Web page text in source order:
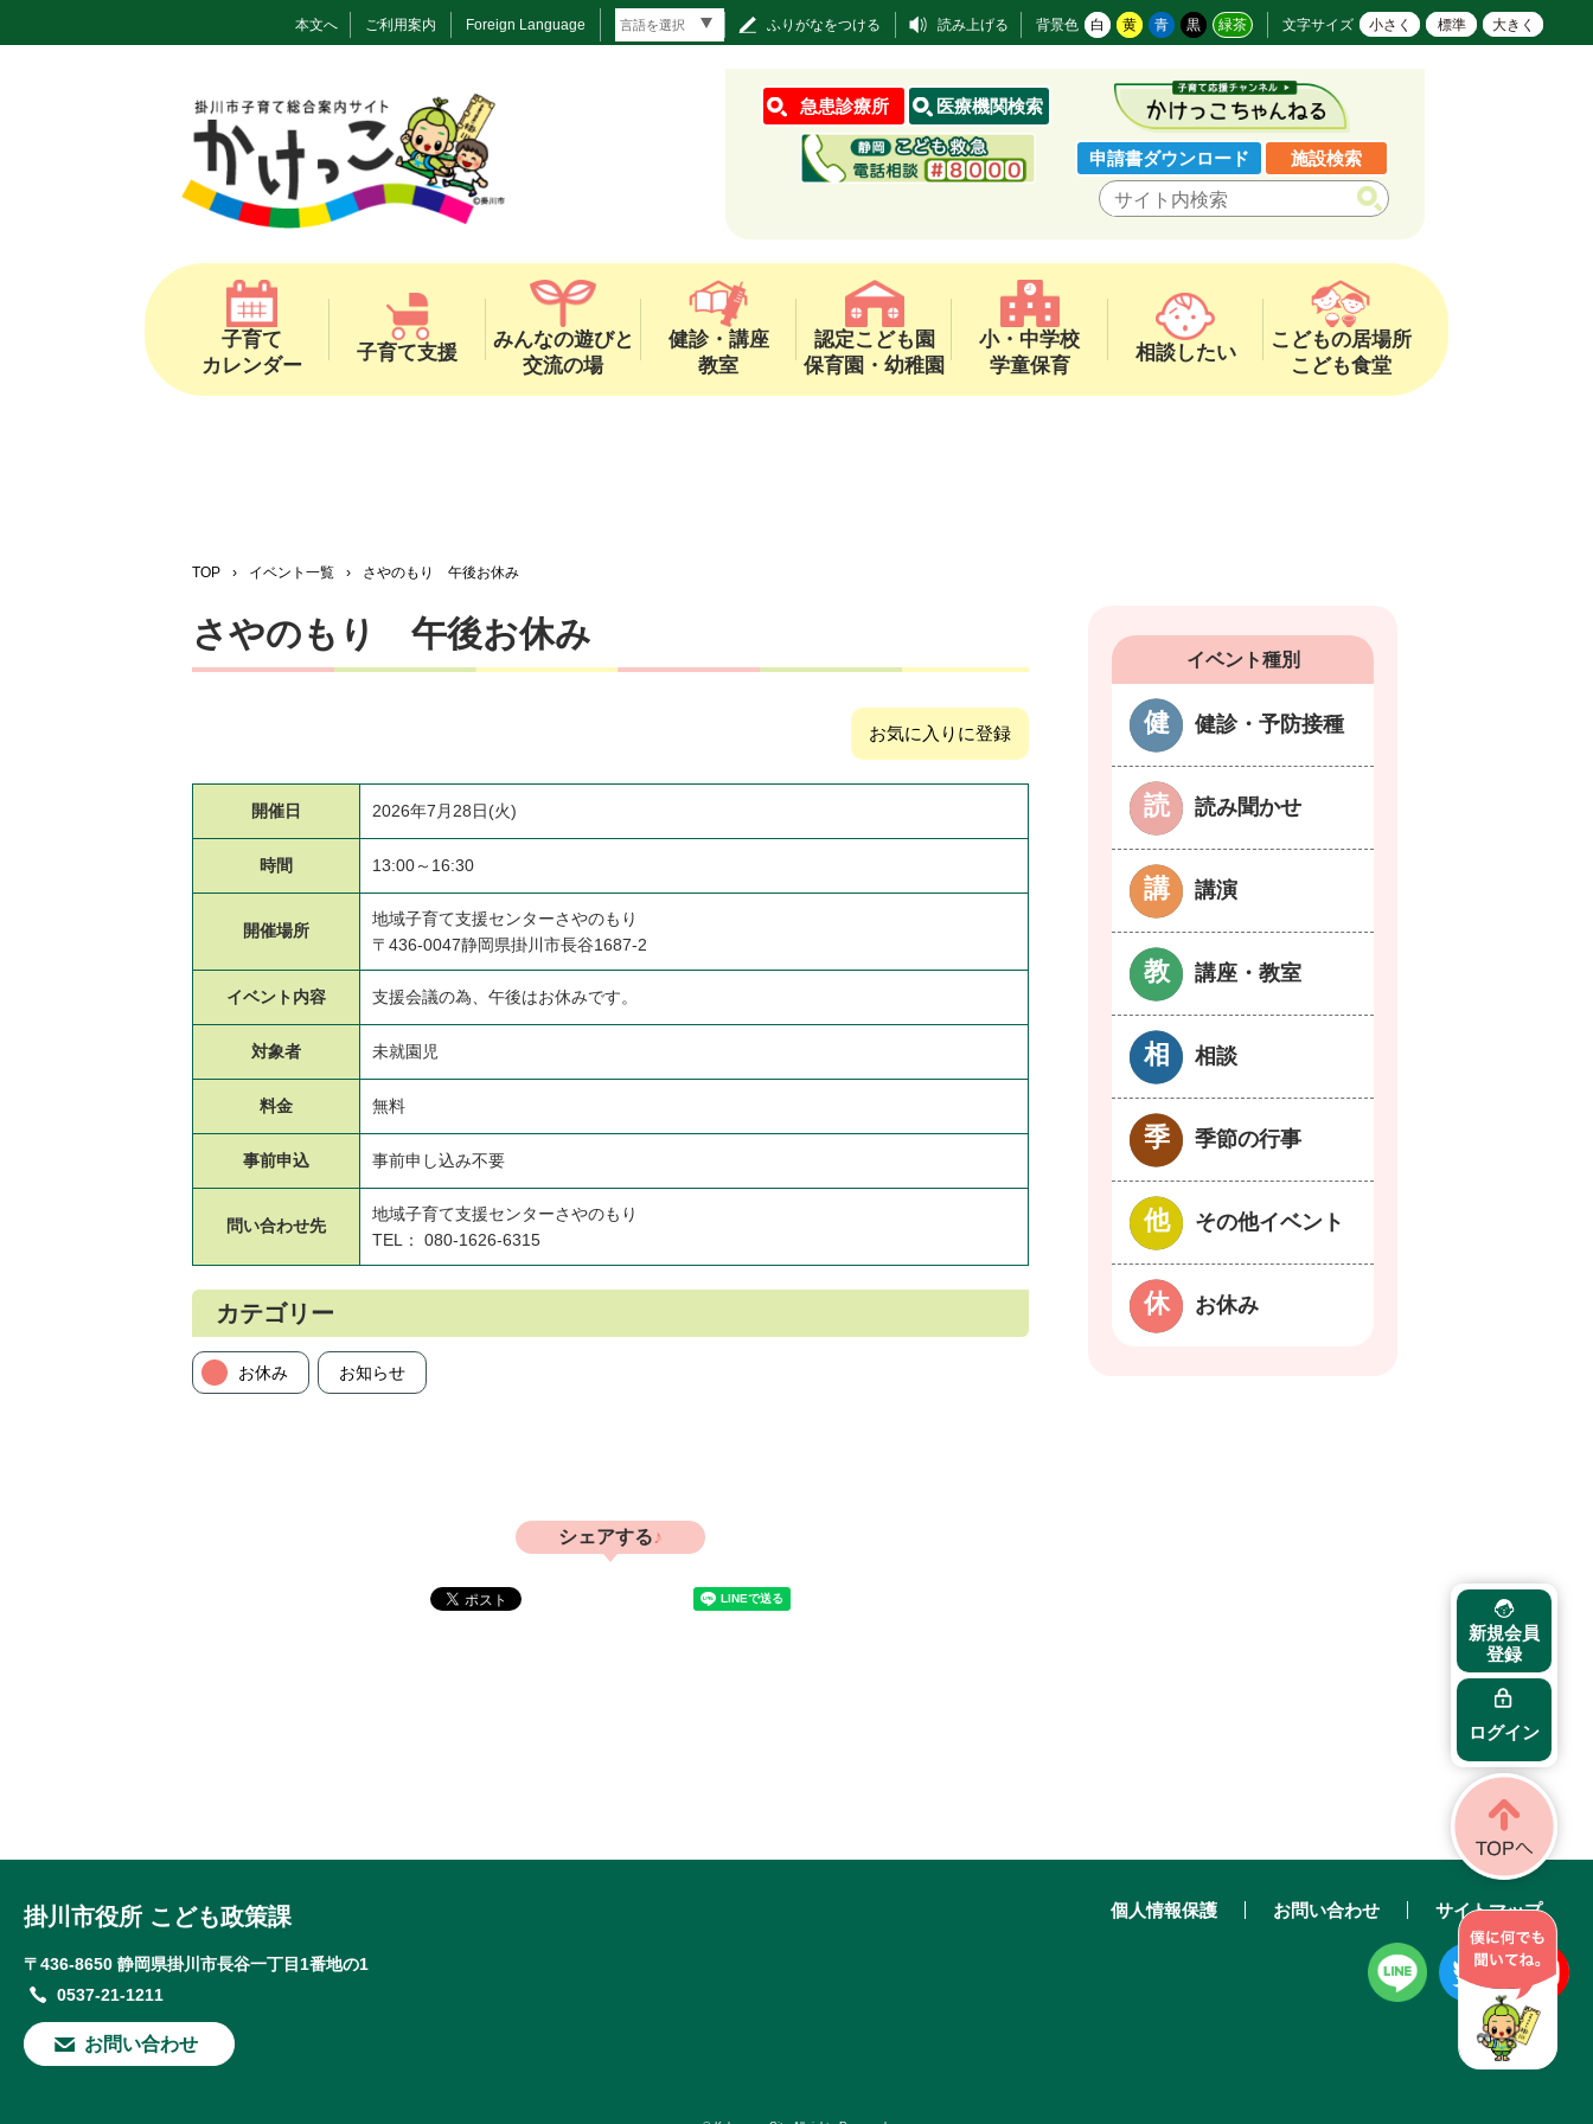
本文へ ご利用案内 Foreign Language ふりがなをつける 読み上げる 背景色 白 黄 青 黒 緑茶 文字サイズ 小さく 標準 大きく
急患診療所 医療機関検索
申請書ダウンロード 施設検索
子育て
カレンダー
子育て支援
みんなの遊びと
交流の場
健診・講座
教室
認定こども園
保育園・幼稚園
小・中学校
学童保育
相談したい
こどもの居場所
こども食堂
TOP › イベント一覧 › さやのもり 午後お休み
さやのもり 午後お休み
お気に入りに登録
開催日 2026年7月28日(火)
時間 13:00～16:30
開催場所
地域子育て支援センターさやのもり
〒436-0047静岡県掛川市長谷1687-2
イベント 内容 支援会議の為、午後はお休みです。
対象者 未就園児
料金 無料
事前申込 事前申し込み不要
問い合わせ先
地域子育て支援センターさやのもり
TEL： 080-1626-6315
カテゴリー
お休み お知らせ
シェアする
イベント種別
健診・予防接種
読み聞かせ
講演
講座・教室
相談
季節の行事
その他イベント
お休み
新規会員
登録
ログイン
掛川市役所 こども政策課
〒436-8650 静岡県掛川市長谷一丁目1番地の1
0537-21-1211
お問い合わせ
個人情報保護 お問い合わせ サイトマップ